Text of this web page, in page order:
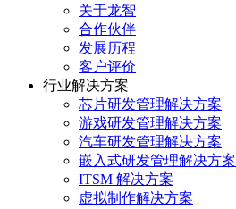
关于龙智
合作伙伴
发展历程
客户评价
行业解决方案
芯片研发管理解决方案
游戏研发管理解决方案
汽车研发管理解决方案
嵌入式研发管理解决方案
ITSM 解决方案
虚拟制作解决方案